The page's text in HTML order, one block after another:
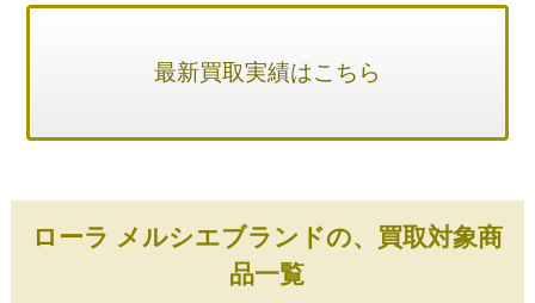
最新買取実績はこちら
ローラ メルシエブランドの、買取対象商
品一覧